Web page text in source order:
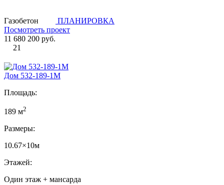
Газобетон
ПЛАНИРОВКА
Посмотреть проект
11 680 200 руб.
21
Дом 532-189-1М
Площадь:
189 м2
Размеры:
10.67×10м
Этажей:
Один этаж + мансарда